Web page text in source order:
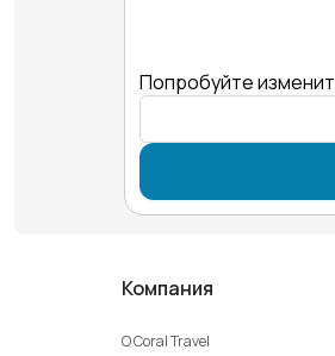
Попробуйте
Компания
О Coral Travel